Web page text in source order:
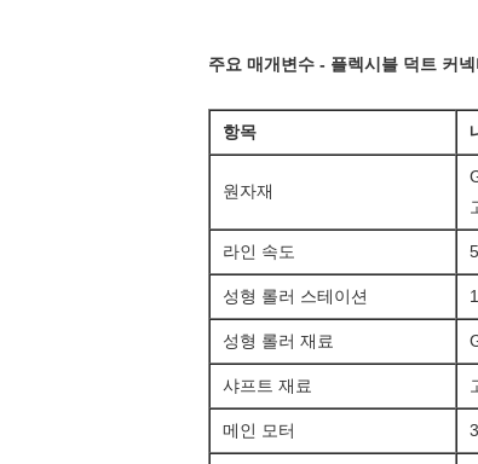
주요 매개변수 - 플렉시블 덕트 커넥
항목
원자재
라인 속도
성형 롤러 스테이션
성형 롤러 재료
샤프트 재료
메인 모터